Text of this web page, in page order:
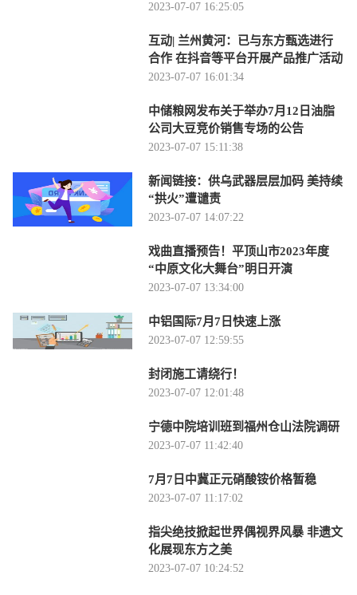
2023-07-07 16:25:05
互动| 兰州黄河：已与东方甄选进行
合作 在抖音等平台开展产品推广活动
2023-07-07 16:01:34
中储粮网发布关于举办7月12日油脂
公司大豆竞价销售专场的公告
2023-07-07 15:11:38
新闻链接：供乌武器层层加码 美持续
“拱火”遭谴责
2023-07-07 14:07:22
戏曲直播预告！平顶山市2023年度
“中原文化大舞台”明日开演
2023-07-07 13:34:00
中铝国际7月7日快速上涨
2023-07-07 12:59:55
封闭施工请绕行！
2023-07-07 12:01:48
宁德中院培训班到福州仓山法院调研
2023-07-07 11:42:40
7月7日中冀正元硝酸铵价格暂稳
2023-07-07 11:17:02
指尖绝技掀起世界偶视界风暴 非遗文
化展现东方之美
2023-07-07 10:24:52